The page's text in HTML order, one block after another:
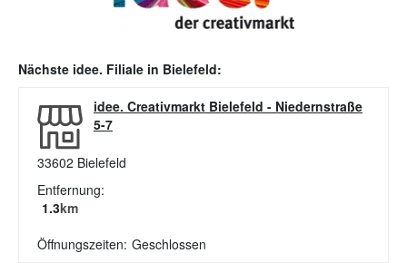
Nächste idee. Filiale in Bielefeld:
idee. Creativmarkt Bielefeld - Niedernstraße
5-7
33602 Bielefeld
Entfernung:
1.3km
Öffnungszeiten: Geschlossen